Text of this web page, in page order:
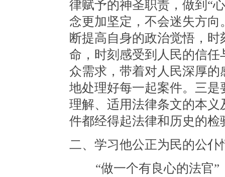
律赋予的神圣职责，做到“
念更加坚定，不会迷失方
断提高自身的政治觉悟，
命，时刻感受到人民的信
众需求，带着对人民深厚
地处理好每一起案件。三
理解、适用法律条文的本
件都经得起法律和历史的检
二、学习他公正为民的公
“做一个有良心的法官”